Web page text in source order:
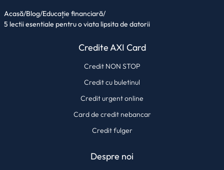
Acasă/Blog/Educație financiară/
5 lectii esentiale pentru o viata lipsita de datorii
Credite AXI Card
Credit NON STOP
Credit cu buletinul
Credit urgent online
Card de credit nebancar
Credit fulger
Despre noi